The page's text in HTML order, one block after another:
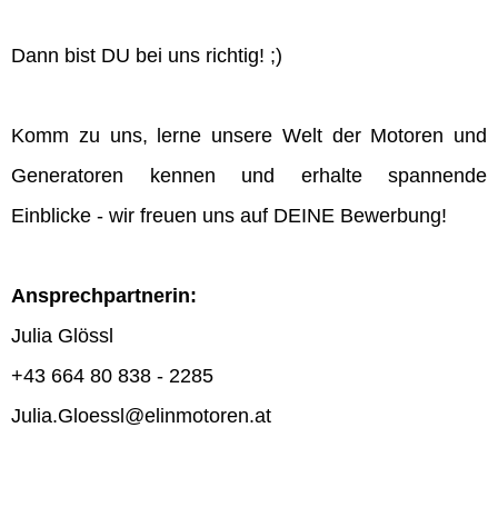
Dann bist DU bei uns richtig! ;)
Komm zu uns, lerne unsere Welt der Motoren und
Generatoren kennen und erhalte spannende
Einblicke - wir freuen uns auf DEINE Bewerbung!
Ansprechpartnerin:
Julia Glössl
+43 664 80 838 - 2285
Julia.Gloessl@elinmotoren.at